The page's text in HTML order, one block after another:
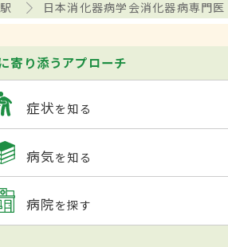
日本消化器病学会消化器病専門医
寄り添うアプローチ
症状を知る
病気を知る
病院を探す